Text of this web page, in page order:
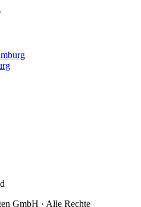
GmbH · Alle Rechte